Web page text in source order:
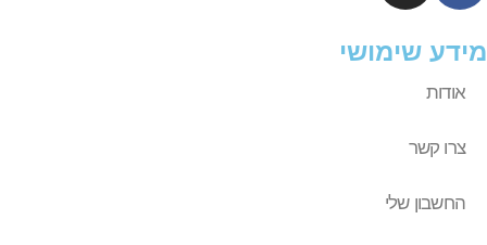
שימושי
אודות
צרו קשר
החשבון שלי